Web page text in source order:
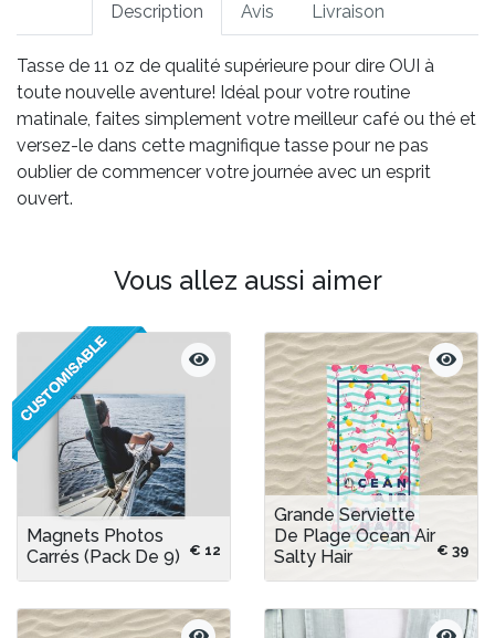
Description Avis Livraison
Tasse de 11 oz de qualité supérieure pour dire OUI à
toute nouvelle aventure! Idéal pour votre routine
matinale, faites simplement votre meilleur café ou thé et
versez-le dans cette magnifique tasse pour ne pas
oublier de commencer votre journée avec un esprit
ouvert.
Vous allez aussi aimer
Magnets Photos
Carrés (pack De 9)
€ 12
Grande Serviette
De Plage Ocean Air
Salty Hair
€ 39